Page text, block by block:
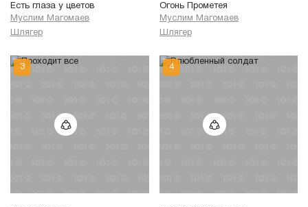
Есть глаза у цветов
Муслим Магомаев
Шлягер
Огонь Прометея
Муслим Магомаев
Шлягер